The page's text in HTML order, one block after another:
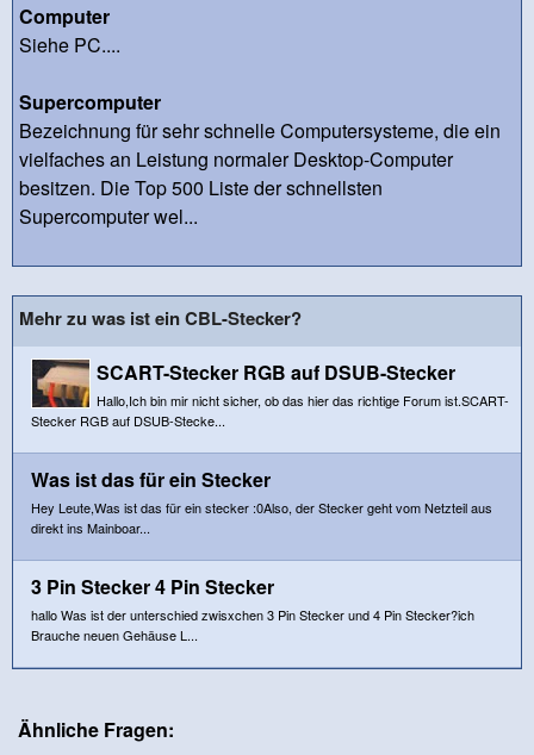
Computer
Siehe PC....
Supercomputer
Bezeichnung für sehr schnelle Computersysteme, die ein
vielfaches an Leistung normaler Desktop-Computer
besitzen. Die Top 500 Liste der schnellsten
Supercomputer wel...
Mehr zu was ist ein CBL-Stecker?
SCART-Stecker RGB auf DSUB-Stecker
Hallo,Ich bin mir nicht sicher, ob das hier das richtige Forum ist.SCART-
Stecker RGB auf DSUB-Stecke...
Was ist das für ein Stecker
Hey Leute,Was ist das für ein stecker :0Also, der Stecker geht vom Netzteil aus
direkt ins Mainboar...
3 Pin Stecker 4 Pin Stecker
hallo Was ist der unterschied zwisxchen 3 Pin Stecker und 4 Pin Stecker?ich
Brauche neuen Gehäuse L...
Ähnliche Fragen: